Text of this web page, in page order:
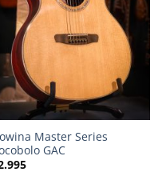
Master Series
GAC